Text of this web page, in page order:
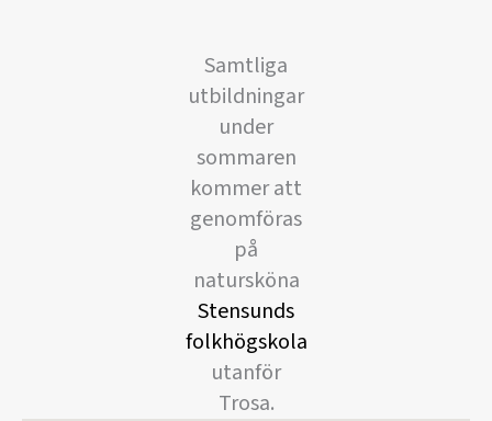
Samtliga
utbildningar
under
sommaren
kommer att
genomföras
på
natursköna
Stensunds
folkhögskola
utanför
Trosa.